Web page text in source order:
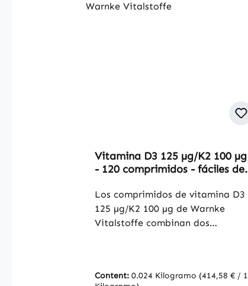
Vitamina D3 125 µg/K2 100 µg
- 120 comprimidos - fáciles de
músculos y más | Warnke
Vitalstoffe
Los comprimidos de vitamina D3
125 µg/K2 100 µg de Warnke
Vitalstoffe combinan dos
como la vitamina del sol, y la
Content: 0.024 Kilogramo (414,58 € / 1